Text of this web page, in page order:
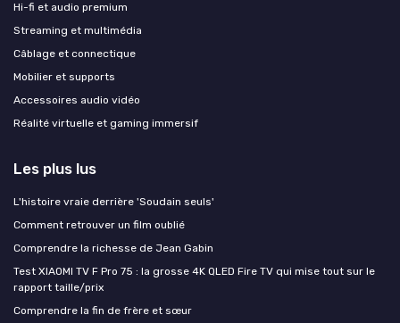
Hi-fi et audio premium
Streaming et multimédia
Câblage et connectique
Mobilier et supports
Accessoires audio vidéo
Réalité virtuelle et gaming immersif
Les plus lus
L'histoire vraie derrière 'Soudain seuls'
Comment retrouver un film oublié
Comprendre la richesse de Jean Gabin
Test XIAOMI TV F Pro 75 : la grosse 4K QLED Fire TV qui mise tout sur le
rapport taille/prix
Comprendre la fin de frère et sœur